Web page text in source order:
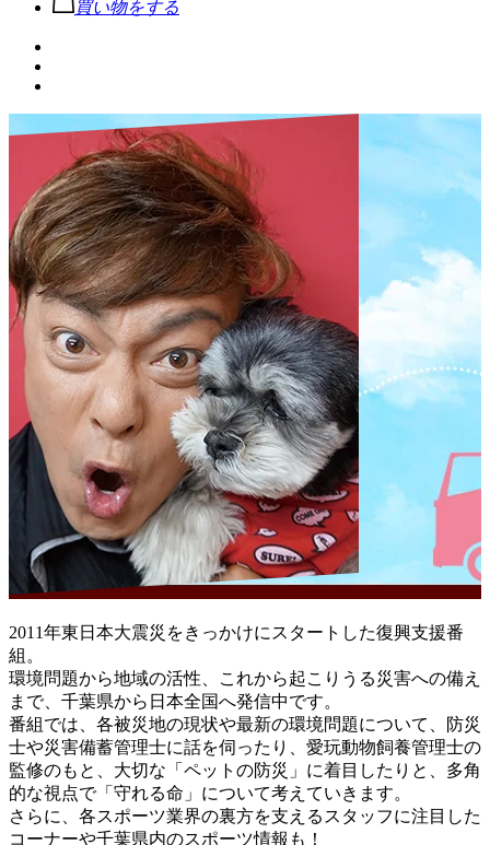
買い物をする
2011年東日本大震災をきっかけにスタートした復興支援番
組。
環境問題から地域の活性、これから起こりうる災害への備え
まで、千葉県から日本全国へ発信中です。
番組では、各被災地の現状や最新の環境問題について、防災
士や災害備蓄管理士に話を伺ったり、愛玩動物飼養管理士の
監修のもと、大切な「ペットの防災」に着目したりと、多角
的な視点で「守れる命」について考えていきます。
さらに、各スポーツ業界の裏方を支えるスタッフに注目した
コーナーや千葉県内のスポーツ情報も！